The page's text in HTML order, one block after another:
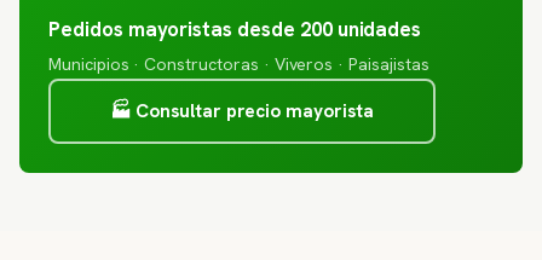
Pedidos mayoristas desde 200 unidades
Municipios · Constructoras · Viveros · Paisajistas
🏭 Consultar precio mayorista